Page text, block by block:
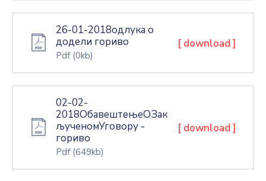
26-01-2018одлука о
додели гориво
Pdf (0kb)
[ download ]
02-02-
2018ОбавештењеОЗак
љученомУговору -
гориво
Pdf (649kb)
[ download ]